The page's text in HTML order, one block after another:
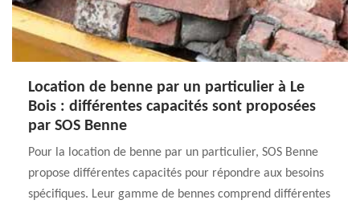
Location de benne par un particulier à Le
Bois : différentes capacités sont proposées
par SOS Benne
Pour la location de benne par un particulier, SOS Benne
propose différentes capacités pour répondre aux besoins
spécifiques. Leur gamme de bennes comprend différentes